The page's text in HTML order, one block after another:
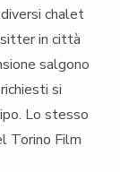
chalet
sitter in città
salgono
si
Lo stesso
Torino Film